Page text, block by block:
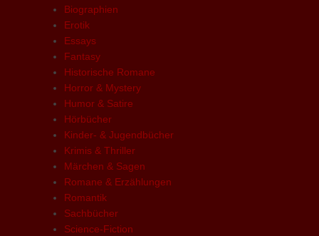
Biographien
Erotik
Essays
Fantasy
Historische Romane
Horror & Mystery
Humor & Satire
Hörbücher
Kinder- & Jugendbücher
Krimis & Thriller
Märchen & Sagen
Romane & Erzählungen
Romantik
Sachbücher
Science-Fiction